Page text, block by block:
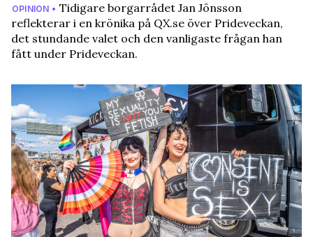
OPINION • Tidigare borgarrådet Jan Jönsson
reflekterar i en krönika på QX.se över Prideveckan,
det stundande valet och den vanligaste frågan han
fått under Prideveckan.